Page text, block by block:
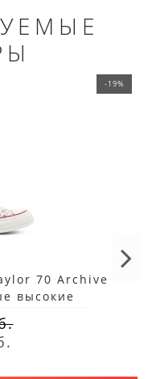
-19%
70 Archive
высокие